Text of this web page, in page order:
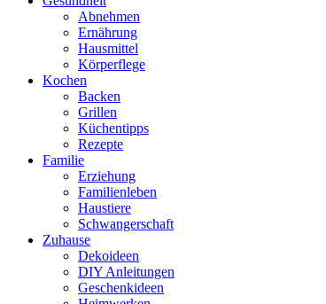
Abnehmen
Ernährung
Hausmittel
Körperflege
Kochen
Backen
Grillen
Küchentipps
Rezepte
Familie
Erziehung
Familienleben
Haustiere
Schwangerschaft
Zuhause
Dekoideen
DIY Anleitungen
Geschenkideen